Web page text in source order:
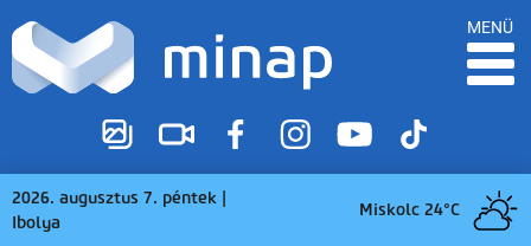
MENÜ
2026. augusztus 7. péntek |
Ibolya
Miskolc 24°C